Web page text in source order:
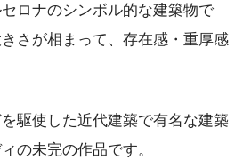
ロナのシンボル的な建築物で
さが相まって、存在感・重厚感
駆使した近代建築で有名な建築
の未完の作品です。